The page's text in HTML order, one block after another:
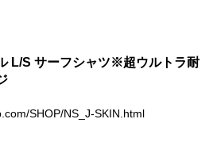
L/S サーフシャツ※超ウルトラ耐
SHOP/NS_J-SKIN.html